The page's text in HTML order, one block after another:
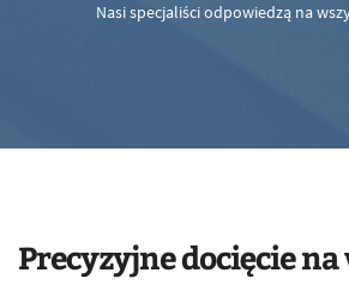
Nasi specjaliści odpowiedzą na
Precyzyjne docięcie